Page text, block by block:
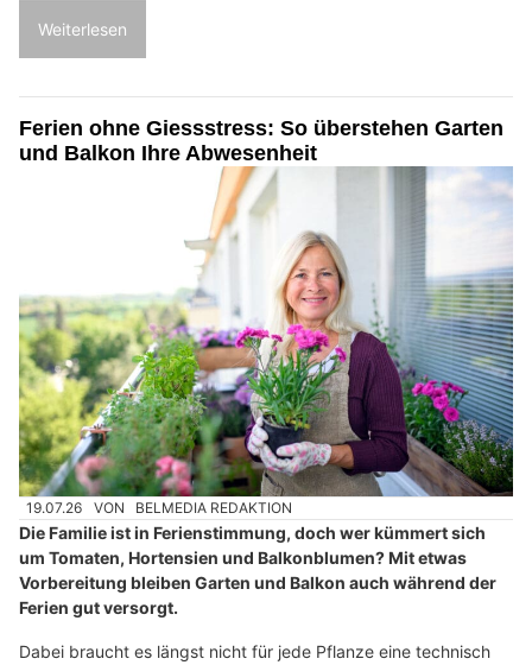
Weiterlesen
Ferien ohne Giessstress: So überstehen Garten
und Balkon Ihre Abwesenheit
19.07.26 VON BELMEDIA REDAKTION
Die Familie ist in Ferienstimmung, doch wer kümmert sich
um Tomaten, Hortensien und Balkonblumen? Mit etwas
Vorbereitung bleiben Garten und Balkon auch während der
Ferien gut versorgt.
Dabei braucht es längst nicht für jede Pflanze eine technisch